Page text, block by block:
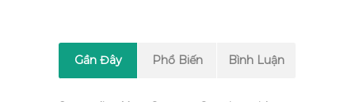
Gần Đây Phổ Biến Bình Luận